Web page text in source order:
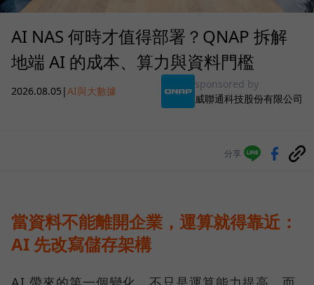
AI NAS 何時才值得部署？QNAP 拆解
地端 AI 的成本、算力與資料門檻
2026.08.05 |AI與大數據
sponsored by
威聯通科技股份有限公司
分享
當資料不能離開企業，運算就得靠近：
AI 先改寫儲存架構